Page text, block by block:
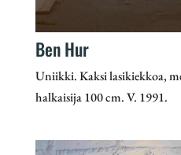
Ben Hur
Uniikki. Kaksi lasikiekkoa,
halkaisija 100 cm. V. 1991.